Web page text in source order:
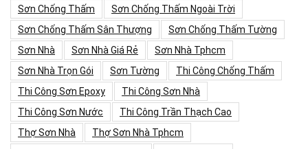
Sơn Chống Thấm
Sơn Chống Thấm Ngoài Trời
Sơn Chống Thấm Sân Thượng
Sơn Chống Thấm Tường
Sơn Nhà
Sơn Nhà Giá Rẻ
Sơn Nhà Tphcm
Sơn Nhà Trọn Gói
Sơn Tường
Thi Công Chống Thấm
Thi Công Sơn Epoxy
Thi Công Sơn Nhà
Thi Công Sơn Nước
Thi Công Trần Thạch Cao
Thợ Sơn Nhà
Thợ Sơn Nhà Tphcm